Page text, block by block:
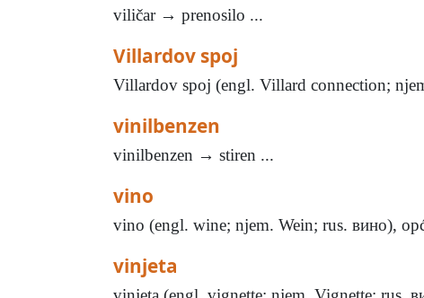
viličar → prenosilo ...
Villardov spoj
Villardov spoj (engl. Villard connection;
vinilbenzen
vinilbenzen → stiren ...
vino
vino (engl. wine; njem. Wein; rus. вино),
vinjeta